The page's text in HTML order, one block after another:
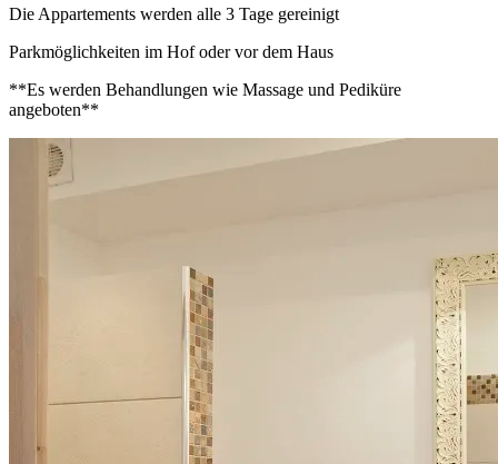
Die Appartements werden alle 3 Tage gereinigt
Parkmöglichkeiten im Hof oder vor dem Haus
**Es werden Behandlungen wie Massage und Pediküre
angeboten**